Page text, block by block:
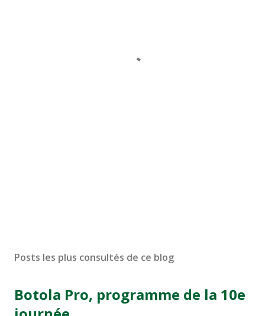
Posts les plus consultés de ce blog
Botola Pro, programme de la 10e